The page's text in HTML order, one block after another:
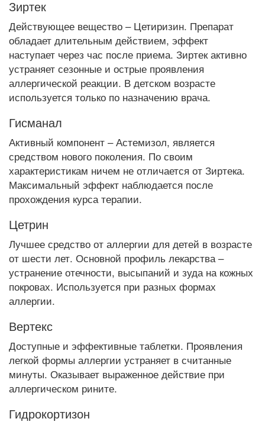
Зиртек
Действующее вещество – Цетиризин. Препарат
обладает длительным действием, эффект
наступает через час после приема. Зиртек активно
устраняет сезонные и острые проявления
аллергической реакции. В детском возрасте
используется только по назначению врача.
Гисманал
Активный компонент – Астемизол, является
средством нового поколения. По своим
характеристикам ничем не отличается от Зиртека.
Максимальный эффект наблюдается после
прохождения курса терапии.
Цетрин
Лучшее средство от аллергии для детей в возрасте
от шести лет. Основной профиль лекарства –
устранение отечности, высыпаний и зуда на кожных
покровах. Используется при разных формах
аллергии.
Вертекс
Доступные и эффективные таблетки. Проявления
легкой формы аллергии устраняет в считанные
минуты. Оказывает выраженное действие при
аллергическом рините.
Гидрокортизон